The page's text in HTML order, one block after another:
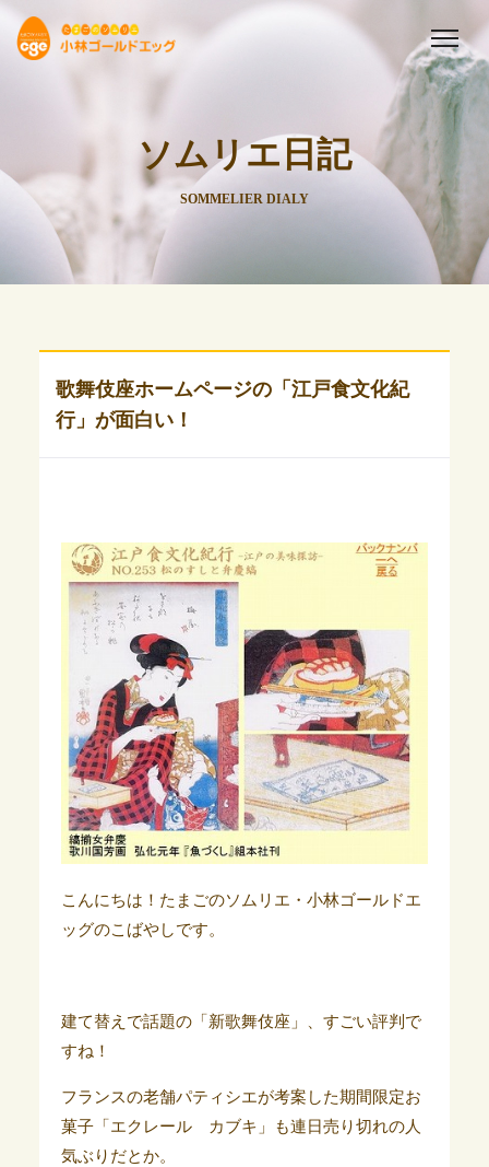
ソムリエ日記
SOMMELIER DIALY
歌舞伎座ホームページの「江戸食文化紀
行」が面白い！
こんにちは！たまごのソムリエ・小林ゴールドエ
ッグのこばやしです。
建て替えで話題の「新歌舞伎座」、すごい評判で
すね！
フランスの老舗パティシエが考案した期間限定お
菓子「エクレール カブキ」も連日売り切れの人
気ぶりだとか。